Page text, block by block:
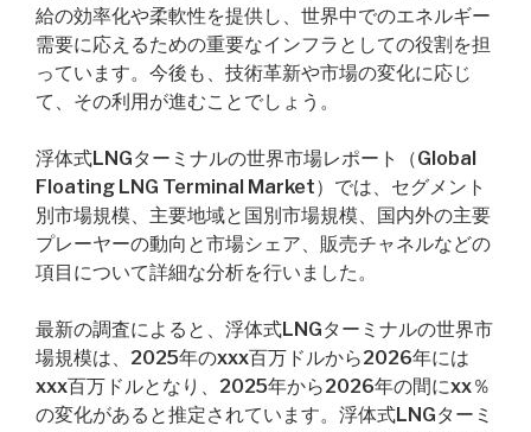
給の効率化や柔軟性を提供し、世界中でのエネルギー
需要に応えるための重要なインフラとしての役割を担
っています。今後も、技術革新や市場の変化に応じ
て、その利用が進むことでしょう。
浮体式LNGターミナルの世界市場レポート（Global
Floating LNG Terminal Market）では、セグメント
別市場規模、主要地域と国別市場規模、国内外の主要
プレーヤーの動向と市場シェア、販売チャネルなどの
項目について詳細な分析を行いました。
最新の調査によると、浮体式LNGターミナルの世界市
場規模は、2025年のxxx百万ドルから2026年には
xxx百万ドルとなり、2025年から2026年の間にxx％
の変化があると推定されています。浮体式LNGターミ